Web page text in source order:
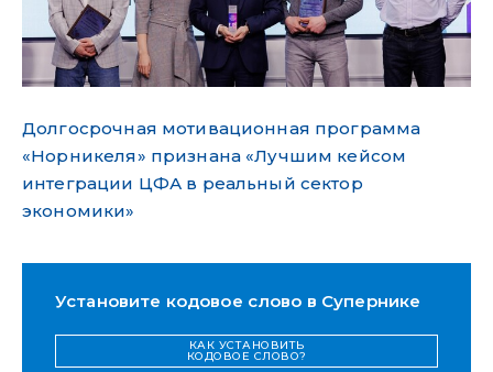
Долгосрочная мотивационная программа
«Норникеля» признана «Лучшим кейсом
интеграции ЦФА в реальный сектор
экономики»
Установите кодовое слово в Супернике
КАК УСТАНОВИТЬ
КОДОВОЕ СЛОВО?